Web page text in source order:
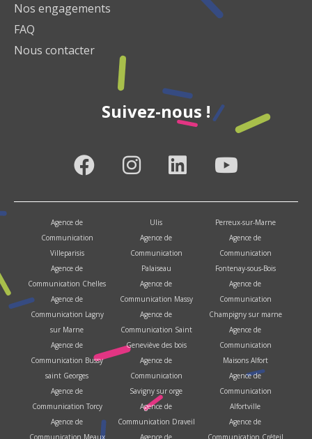
Nos engagements
FAQ
Nous contacter
Suivez-nous !
Agence de
Communication
Villeparisis
Agence de
Communication Chelles
Agence de
Communication Lagny
sur Marne
Agence de
Communication Bussy
saint Georges
Agence de
Communication Torcy
Agence de
Ulis
Agence de
Communication
Palaiseau
Agence de
Communication Massy
Agence de
Communication Saint
Geneviève des bois
Agence de
Communication
Savigny sur orge
Agence de
Communication Draveil
Perreux-sur-Marne
Agence de
Communication
Fontenay-sous-Bois
Agence de
Communication
Champigny sur marne
Agence de
Communication
Maisons Alfort
Agence de
Communication
Alfortville
Agence de